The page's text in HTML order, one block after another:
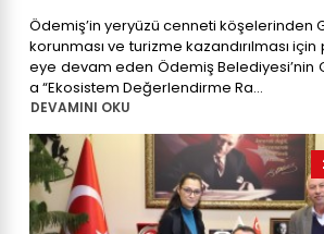
Ödemiş’in yeryüzü cenneti köşelerinden
korunması ve turizme kazandırılması
eye devam eden Ödemiş Belediyesi’nin
a “Ekosistem Değerlendirme Ra...
DEVAMINI OKU